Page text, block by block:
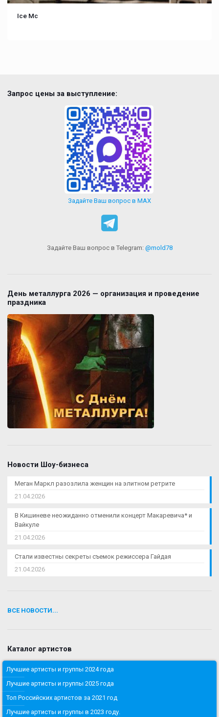
Ice Mc
Запрос цены за выступление:
Задайте Ваш вопрос в MAX
Задайте Ваш вопрос в Telegram: @mold78
День металлурга 2026 — организация и проведение
праздника
Новости Шоу-бизнеса
Меган Маркл разозлила женщин на элитном ретрите
21.04.2026
В Кишиневе неожиданно отменили концерт Макаревича* и
Вайкуле
21.04.2026
Стали известны секреты съемок режиссера Гайдая
21.04.2026
ВСЕ НОВОСТИ...
Каталог артистов
Лучшие артисты и группы 2024 года
Лучшие артисты и группы 2025 года
Топ Российских артистов за 2021 год
Лучшие артисты и группы в 2023 году.